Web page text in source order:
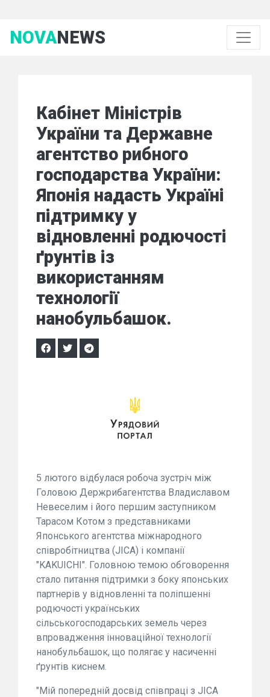
NOVANEWS
Кабінет Міністрів
України та Державне
агентство рибного
господарства України:
Японія надасть Україні
підтримку у
відновленні родючості
ґрунтів із
використанням
технології
нанобульбашок.
5 лютого відбулася робоча зустріч між
Головою Держрибагентства Владиславом
Невеселим і його першим заступником
Тарасом Котом з представниками
Японського агентства міжнародного
співробітництва (JICA) і компанії
"KAKUICHI". Головною темою обговорення
стало питання підтримки з боку японських
партнерів у відновленні та поліпшенні
родючості українських
сільськогосподарських земель через
впровадження інноваційної технології
нанобульбашок, що полягає у насиченні
ґрунтів киснем.
"Мій попередній досвід співпраці з JICA